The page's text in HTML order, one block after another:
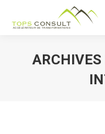
ARCHIVES